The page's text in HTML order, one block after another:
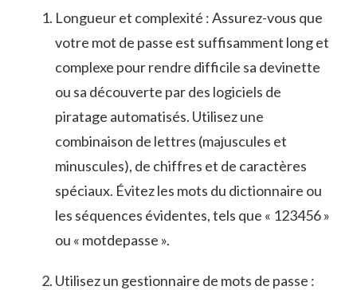
Longueur et complexité : ​Assurez-vous que
votre mot de passe est⁣ suffisamment long et
⁢complexe pour rendre difficile​ sa devinette
ou ⁤sa découverte par des logiciels de
piratage ⁣automatisés. Utilisez‌ une
combinaison de ‌lettres (majuscules et⁣
minuscules), de chiffres et⁢ de ‌caractères
spéciaux. ⁤Évitez les⁢ mots du dictionnaire ou
les séquences évidentes, tels que « 123456 »
ou‌ « motdepasse ».
Utilisez un gestionnaire de mots de passe :‍